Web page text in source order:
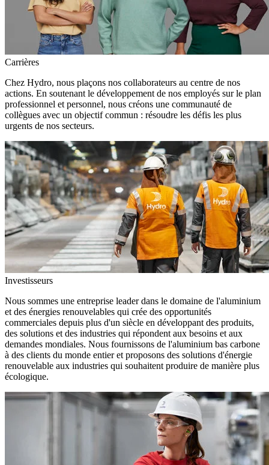
Carrières
Chez Hydro, nous plaçons nos collaborateurs au centre de nos
actions. En soutenant le développement de nos employés sur le plan
professionnel et personnel, nous créons une communauté de
collègues avec un objectif commun : résoudre les défis les plus
urgents de nos secteurs.
Investisseurs
Nous sommes une entreprise leader dans le domaine de l'aluminium
et des énergies renouvelables qui crée des opportunités
commerciales depuis plus d'un siècle en développant des produits,
des solutions et des industries qui répondent aux besoins et aux
demandes mondiales. Nous fournissons de l'aluminium bas carbone
à des clients du monde entier et proposons des solutions d'énergie
renouvelable aux industries qui souhaitent produire de manière plus
écologique.